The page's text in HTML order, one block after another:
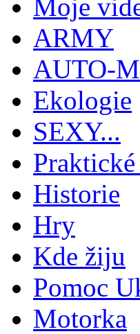
Moje
ARMY
AUTO-
Ekologie
SEXY...
Historie
Hry
Kde žiju
Pomoc
Motorka